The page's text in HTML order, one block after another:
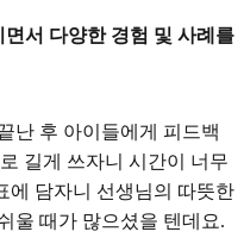
서 다양한 경험 및 사례를
난 후 아이들에게 피드백
길게 쓰자니 시간이 너무
에 담자니 선생님의 따뜻한
울 때가 많으셨을 텐데요.